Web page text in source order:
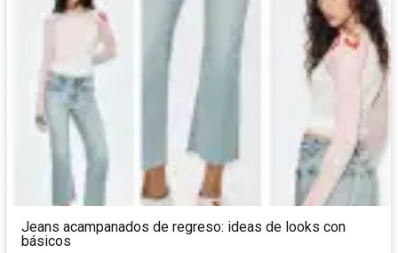
Jeans acampanados de regreso: ideas de looks con
básicos